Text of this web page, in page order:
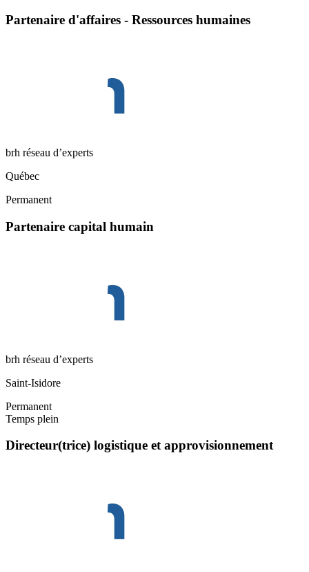
Partenaire d'affaires - Ressources humaines
brh réseau d’experts
Québec
Permanent
Partenaire capital humain
brh réseau d’experts
Saint-Isidore
Permanent
Temps plein
Directeur(trice) logistique et approvisionnement